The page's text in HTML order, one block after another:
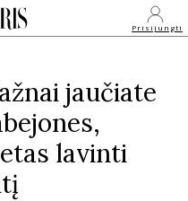
Prisijungti
jaučiate
lavinti